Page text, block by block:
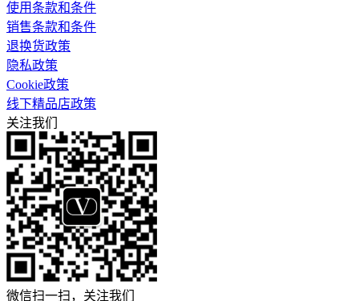
使用条款和条件
销售条款和条件
退换货政策
隐私政策
Cookie政策
线下精品店政策
关注我们
微信扫一扫，关注我们